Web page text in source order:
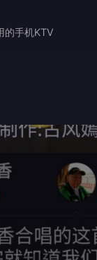
的手机KTV